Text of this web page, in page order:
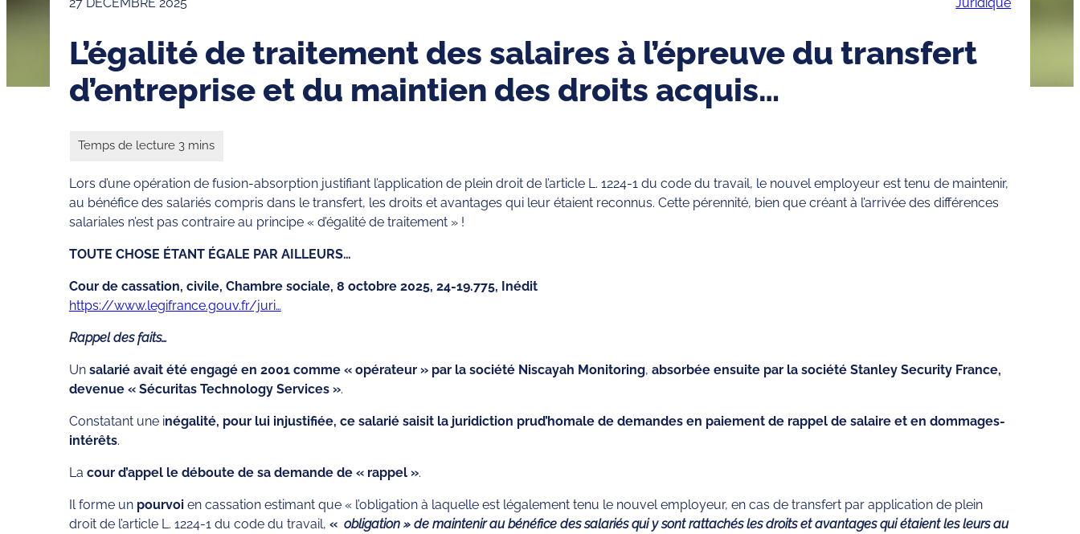
L’égalité de traitement des salaires à l’épreuve du transfert
d’entreprise et du maintien des droits acquis…
Lors d’une opération de fusion-absorption justifiant l’application de plein droit de l’article L. 1224-1 du code du travail, le nouvel employeur est tenu de maintenir,
au bénéfice des salariés compris dans le transfert, les droits et avantages qui leur étaient reconnus. Cette pérennité, bien que créant à l’arrivée des différences
salariales n’est pas contraire au principe « d’égalité de traitement » !
TOUTE CHOSE ÉTANT ÉGALE PAR AILLEURS…
Cour de cassation, civile, Chambre sociale, 8 octobre 2025, 24-19.775, Inédit
https://www.legifrance.gouv.fr/juri…
Rappel des faits…
Unsalarié avait été engagé en 2001 comme « opérateur » par la société Niscayah Monitoring, absorbée ensuite par la société Stanley Security France,
devenue « Sécuritas Technology Services ».
Constatant une inégalité, pour lui injustifiée, ce salarié saisit la juridiction prud’homale de demandes en paiement de rappel de salaire et en dommages-
intérêts.
La cour d’appel le déboute de sa demande de « rappel ».
Il forme un pourvoien cassation estimant que « l’obligation à laquelle est légalement tenu le nouvel employeur, en cas de transfert par application de plein
droit de l’article L. 1224-1 du code du travail, « obligation » de maintenir au bénéfice des salariés qui y sont rattachés les droits et avantages qui étaient les leurs au